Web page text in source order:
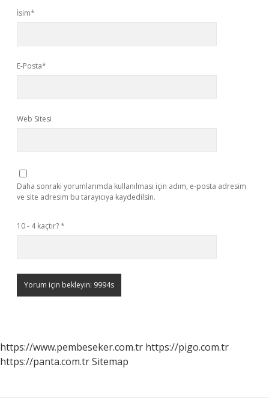
İsim*
E-Posta*
Web Sitesi
Daha sonraki yorumlarımda kullanılması için adım, e-posta adresim
ve site adresim bu tarayıcıya kaydedilsin.
10 - 4 kaçtır?*
https://www.pembeseker.com.tr https://pigo.com.tr
https://panta.com.trSitemap